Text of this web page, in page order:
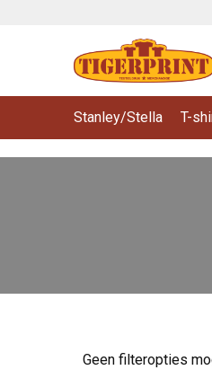
Stanley/Stella T-
Geen filteropties